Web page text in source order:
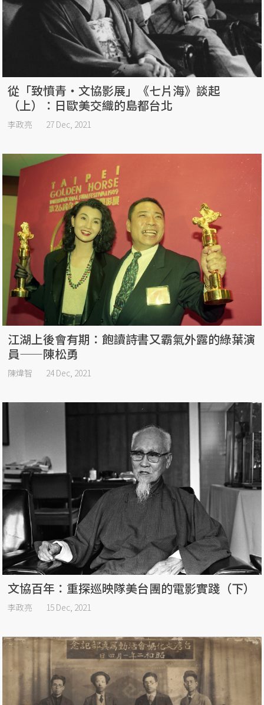
從「致憤青・文協影展」《七片海》談起
（上）：日歐美交織的島都台北
李政亮 27 Dec, 2021
江湖上後會有期：飽讀詩書又霸氣外露的綠葉演
員——陳松勇
陳煒智 24 Dec, 2021
文協百年：重探巡映隊美台團的電影實踐（下）
李政亮 15 Dec, 2021